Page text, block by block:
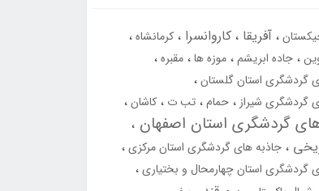
آفریقا کاروانسرا کرمانشاه
جاده ابریشم موزه ها مقبره
گردشگری استان گلستان
گردشگری شیراز حمام تب ت کاشان
گردشگری استان اصفهان
جاذبه های گردشگری استان مرکزی
گردشگری استان چهارمحال و بختیاری